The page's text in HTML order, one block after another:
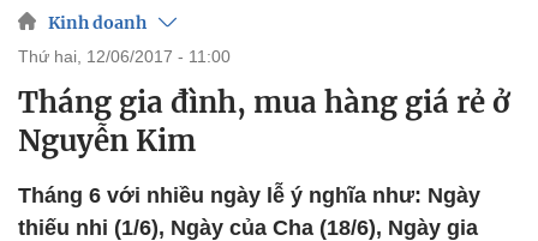
Kinh doanh
thứ hai, 12/06/2017 - 11:00
Tháng gia đình, mua hàng giá rẻ ở
Nguyễn Kim
Tháng 6 với nhiều ngày lễ ý nghĩa như: Ngày
thiếu nhi (1/6), Ngày của Cha (18/6), Ngày gia